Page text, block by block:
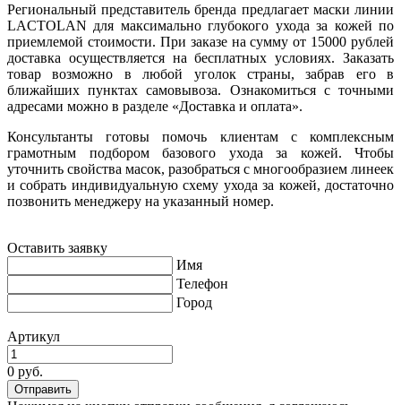
Региональный представитель бренда предлагает маски линии
LACTOLAN для максимально глубокого ухода за кожей по
приемлемой стоимости. При заказе на сумму от 15000 рублей
доставка осуществляется на бесплатных условиях. Заказать
товар возможно в любой уголок страны, забрав его в
ближайших пунктах самовывоза. Ознакомиться с точными
адресами можно в разделе «Доставка и оплата».
Консультанты готовы помочь клиентам с комплексным
грамотным подбором базового ухода за кожей. Чтобы
уточнить свойства масок, разобраться с многообразием линеек
и собрать индивидуальную схему ухода за кожей, достаточно
позвонить менеджеру на указанный номер.
Оставить заявку
Имя
Телефон
Город
Артикул
0 руб.